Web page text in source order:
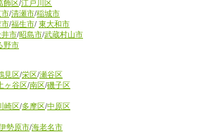
飾区/江戸川区
市/清瀬市/稲城市
市/福生市/ 東大和市
井市/昭島市/武蔵村山市
野市
見区/栄区/瀬谷区
ヶ谷区/南区/磯子区
崎区/多摩区/中原区
勢原市/海老名市